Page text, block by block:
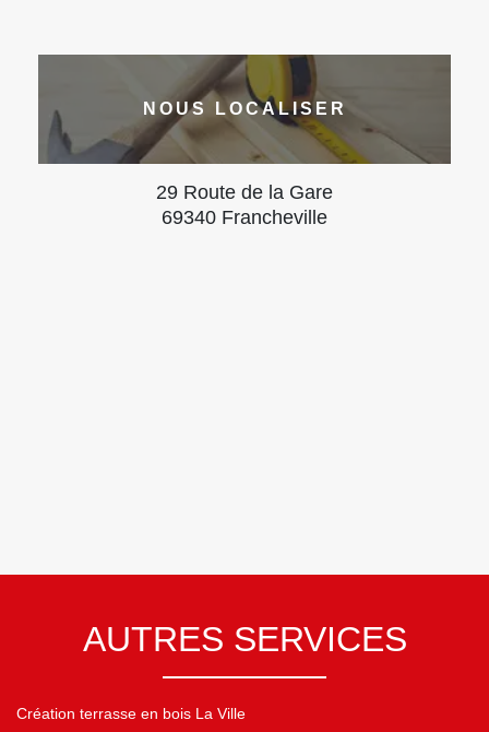
NOUS LOCALISER
29 Route de la Gare
69340 Francheville
AUTRES SERVICES
Création terrasse en bois La Ville